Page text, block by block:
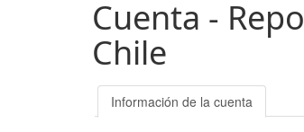
Cuenta -
Chile
Información de la cuenta